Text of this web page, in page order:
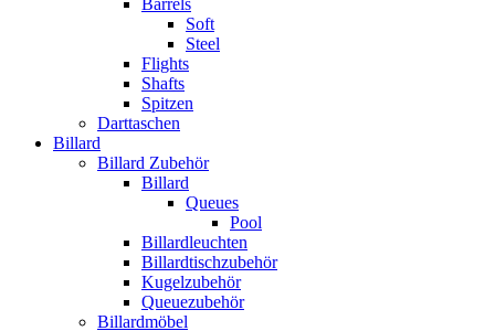
Soft
Steel
Flights
Shafts
Spitzen
Darttaschen
Billard
Billard Zubehör
Billard
Queues
Pool
Billardleuchten
Billardtischzubehör
Kugelzubehör
Queuezubehör
Billardmöbel